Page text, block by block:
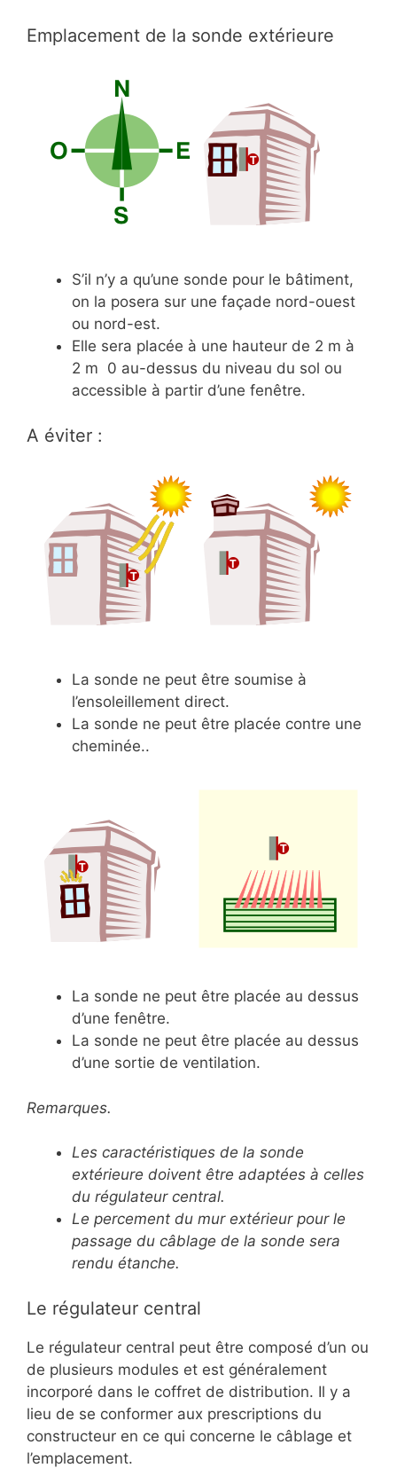
Emplacement de la sonde extérieure
S’il n’y a qu’une sonde pour le bâtiment,
on la posera sur une façade nord-ouest
ou nord-est.
Elle sera placée à une hauteur de 2 m à
2 m 0 au-dessus du niveau du sol ou
accessible à partir d’une fenêtre.
A éviter :
La sonde ne peut être soumise à
l’ensoleillement direct.
La sonde ne peut être placée contre une
cheminée..
La sonde ne peut être placée au dessus
d’une fenêtre.
La sonde ne peut être placée au dessus
d’une sortie de ventilation.
Remarques.
Les caractéristiques de la sonde
extérieure doivent être adaptées à celles
du régulateur central.
Le percement du mur extérieur pour le
passage du câblage de la sonde sera
rendu étanche.
Le régulateur central
Le régulateur central peut être composé d’un ou
de plusieurs modules et est généralement
incorporé dans le coffret de distribution. Il y a
lieu de se conformer aux prescriptions du
constructeur en ce qui concerne le câblage et
l’emplacement.